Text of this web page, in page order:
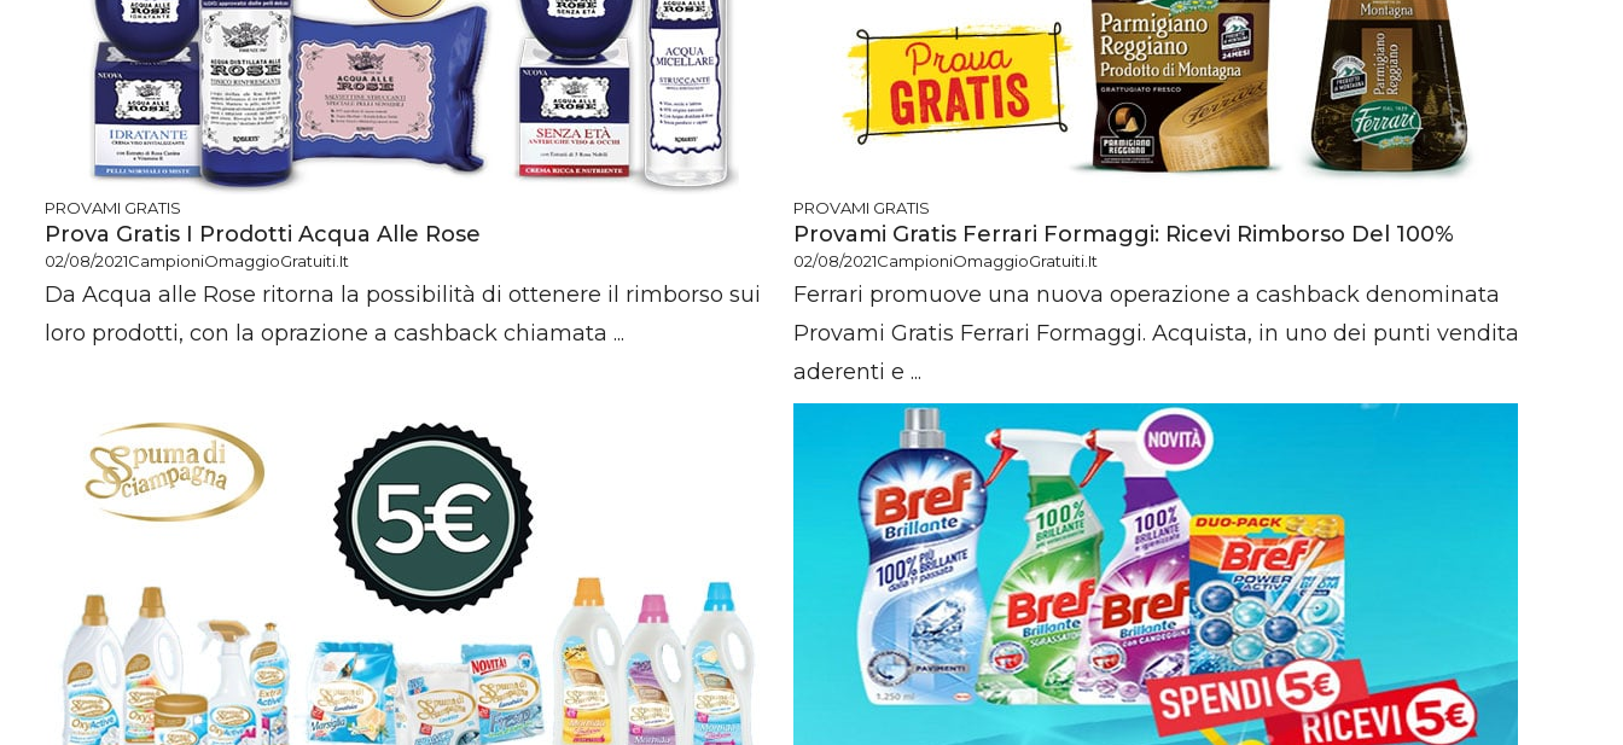
PROVAMI GRATIS
Prova Gratis I Prodotti Acqua Alle Rose
02/08/2021CampioniOmaggioGratuiti.it
Da Acqua alle Rose ritorna la possibilità di ottenere il rimborso sui
loro prodotti, con la oprazione a cashback chiamata ...
PROVAMI GRATIS
Provami Gratis Ferrari Formaggi: Ricevi Rimborso Del 100%
02/08/2021CampioniOmaggioGratuiti.it
Ferrari promuove una nuova operazione a cashback denominata
Provami Gratis Ferrari Formaggi. Acquista, in uno dei punti vendita
aderenti e ...